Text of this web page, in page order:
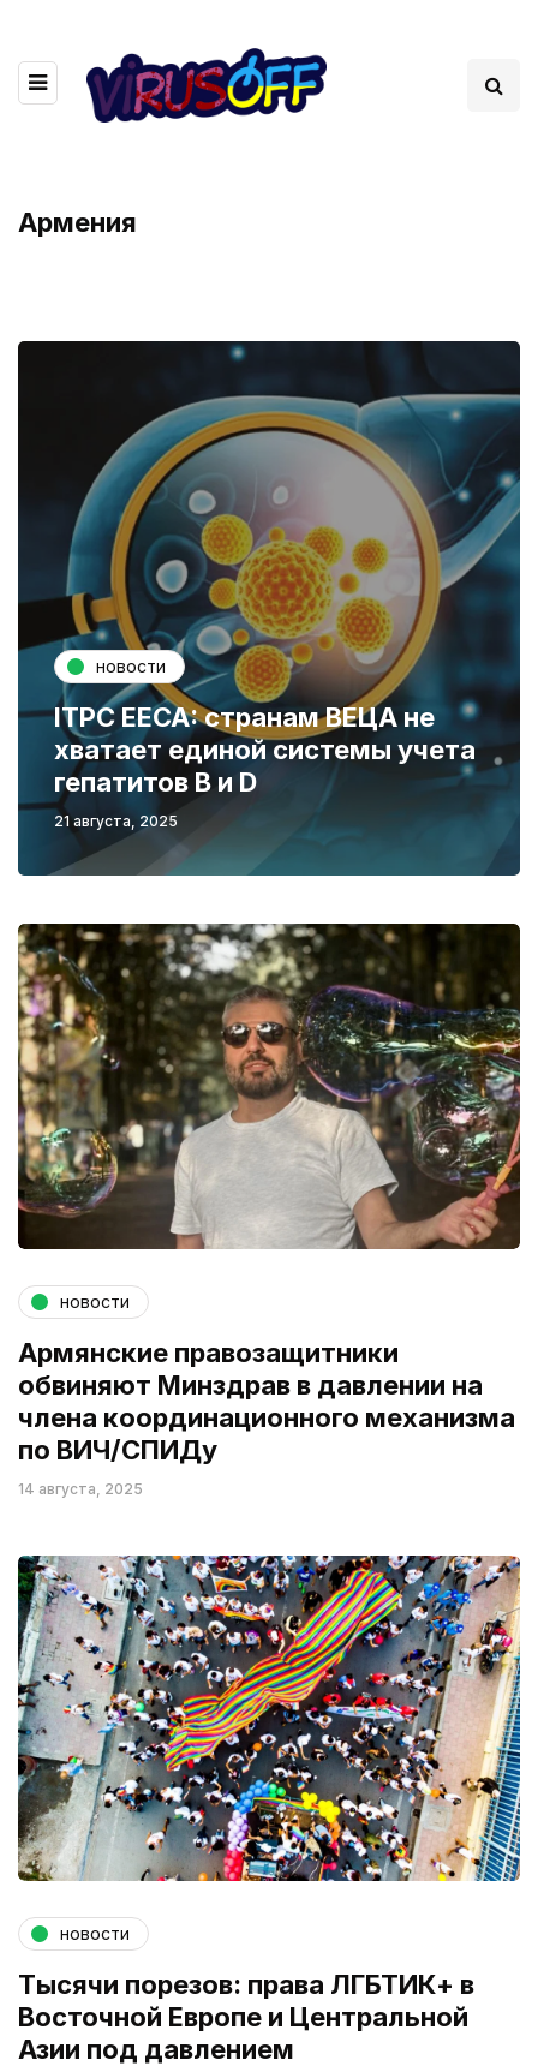
Армения
новости
ITPC EECA: странам ВЕЦА не
хватает единой системы учета
гепатитов В и D
21 августа, 2025
новости
Армянские правозащитники
обвиняют Минздрав в давлении на
члена координационного механизма
по ВИЧ/СПИДу
14 августа, 2025
новости
Тысячи порезов: права ЛГБТИК+ в
Восточной Европе и Центральной
Азии под давлением